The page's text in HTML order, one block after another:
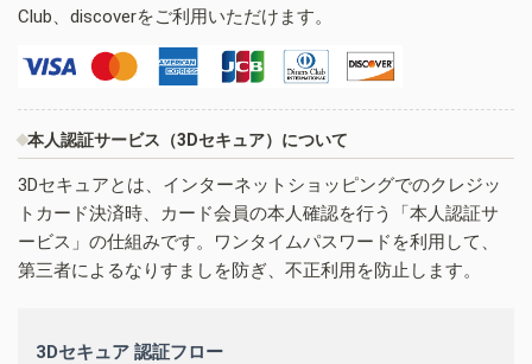
Club、discoverをご利用いただけます。
本人認証サービス（3Dセキュア）について
3Dセキュアとは、インターネットショッピングでのクレジッ
トカード決済時、カード会員の本人確認を行う「本人認証サ
ービス」の仕組みです。ワンタイムパスワードを利用して、
第三者によるなりすましを防ぎ、不正利用を防止します。
3Dセキュア 認証フロー